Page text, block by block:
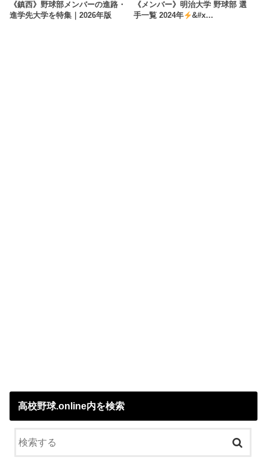
《鎮西》野球部メンバーの進路・
進学先大学を特集｜2026年版
《メンバー》明治大学 野球部 選
手一覧 2024年
&#x…
高校野球.online内を検索